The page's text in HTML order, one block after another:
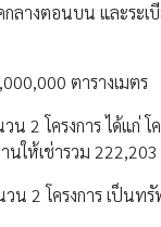
างตอนบน และระเ
ตารางเมตร
2 โครงการ ได้แก่
ให้เช่ารวม 222,203
น 2 โครงการ เป็น